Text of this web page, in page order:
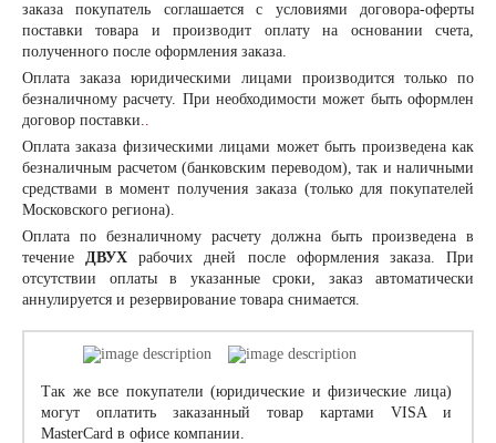
заказа покупатель соглашается с условиями договора-оферты
поставки товара и производит оплату на основании счета,
полученного после оформления заказа.
Оплата заказа юридическими лицами производится только по
безналичному расчету. При необходимости может быть оформлен
договор поставки..
Оплата заказа физическими лицами может быть произведена как
безналичным расчетом (банковским переводом), так и наличными
средствами в момент получения заказа (только для покупателей
Московского региона).
Оплата по безналичному расчету должна быть произведена в
течениеДВУХ рабочих дней после оформления заказа. При
отсутствии оплаты в указанные сроки, заказ автоматически
аннулируется и резервирование товара снимается.
Так же все покупатели (юридические и физические лица)
могут оплатить заказанный товар картами VISA и
MasterCard в офисе компании.